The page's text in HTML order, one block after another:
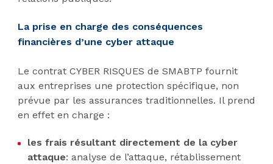
La prise en charge des conséquences
financières d’une cyber attaque
Le contrat CYBER RISQUES de SMABTP fournit
aux entreprises une protection spécifique, non
prévue par les assurances traditionnelles. Il prend
en effet en charge :
les frais résultant directement de la cyber
attaque: analyse de l’attaque, rétablissement